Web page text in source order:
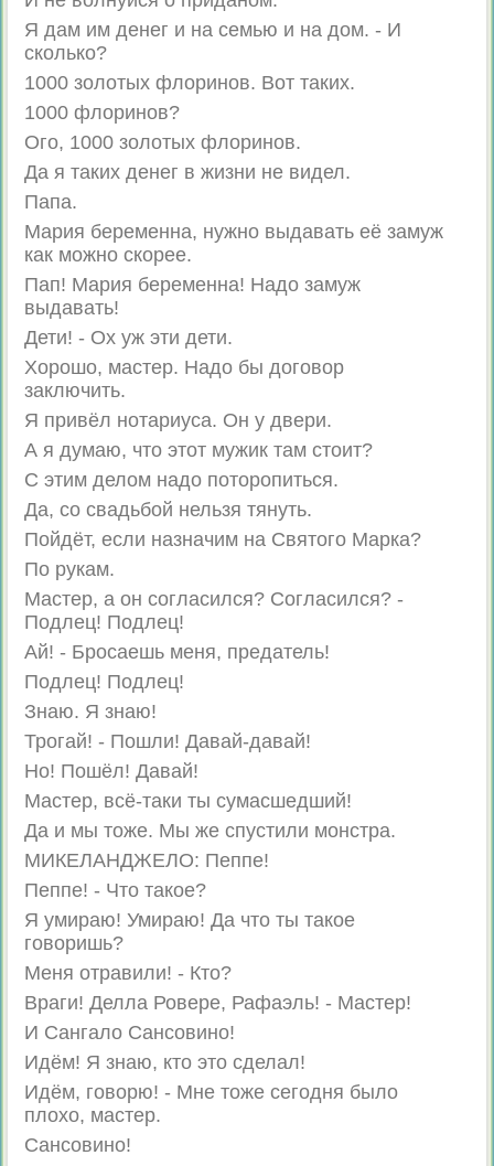
Я дам им денег и на семью и на дом. - И
сколько?
1000 золотых флоринов. Вот таких.
1000 флоринов?
Ого, 1000 золотых флоринов.
Да я таких денег в жизни не видел.
Папа.
Мария беременна, нужно выдавать её замуж
как можно скорее.
Пап! Мария беременна! Надо замуж
выдавать!
Дети! - Ох уж эти дети.
Хорошо, мастер. Надо бы договор
заключить.
Я привёл нотариуса. Он у двери.
А я думаю, что этот мужик там стоит?
С этим делом надо поторопиться.
Да, со свадьбой нельзя тянуть.
Пойдёт, если назначим на Святого Марка?
По рукам.
Мастер, а он согласился? Согласился? -
Подлец! Подлец!
Ай! - Бросаешь меня, предатель!
Подлец! Подлец!
Знаю. Я знаю!
Трогай! - Пошли! Давай-давай!
Но! Пошёл! Давай!
Мастер, всё-таки ты сумасшедший!
Да и мы тоже. Мы же спустили монстра.
МИКЕЛАНДЖЕЛО: Пеппе!
Пеппе! - Что такое?
Я умираю! Умираю! Да что ты такое
говоришь?
Меня отравили! - Кто?
Враги! Делла Ровере, Рафаэль! - Мастер!
И Сангало Сансовино!
Идём! Я знаю, кто это сделал!
Идём, говорю! - Мне тоже сегодня было
плохо, мастер.
Сансовино!